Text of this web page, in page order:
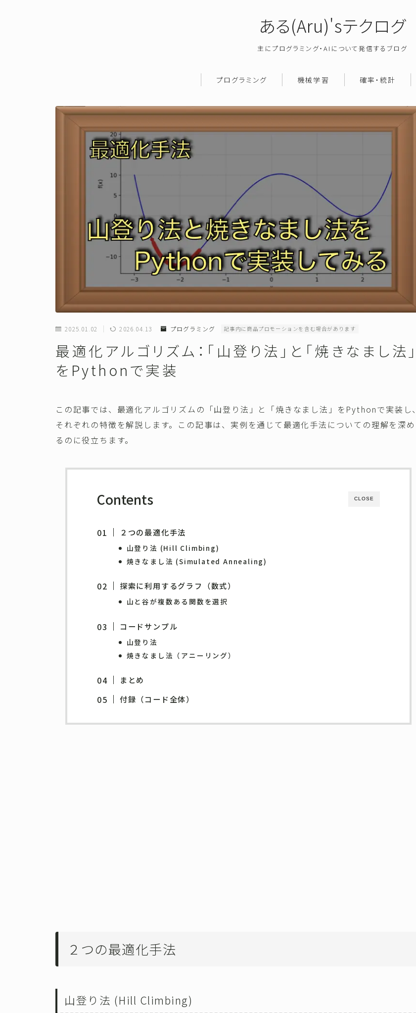
ある(Aru)'sテクログ
主にプログラミング・AIについて発信するブログ
プログラミング 機械学習 確率・統計
2025.01.02 2026.04.13 プログラミング 記事内に商品プロモーションを含む場合があります
最適化アルゴリズム：「山登り法」と「焼きなまし法」
をPythonで実装
この記事では、最適化アルゴリズムの「山登り法」と「焼きなまし法」をPythonで実装し、
それぞれの特徴を解説します。この記事は、実例を通じて最適化手法についての理解を深め
るのに役立ちます。
CLOSE
Contents
２つの最適化手法
山登り法 (Hill Climbing)
焼きなまし法 (Simulated Annealing)
探索に利用するグラフ（数式）
山と谷が複数ある関数を選択
コードサンプル
山登り法
焼きなまし法（アニーリング）
まとめ
付録（コード全体）
２つの最適化手法
山登り法 (Hill Climbing)